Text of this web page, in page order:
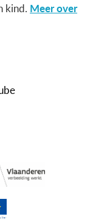
kind. Meer over